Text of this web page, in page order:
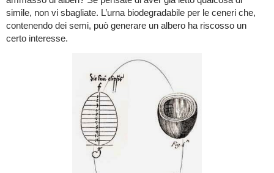
simile, non vi sbagliate. L’urna biodegradabile per le ceneri che,
contenendo dei semi, può generare un albero ha riscosso un
certo interesse.